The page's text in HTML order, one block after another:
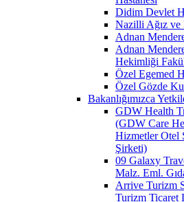
Didim Devlet
Nazilli Ağız ve
Adnan
Adnan
Hekimliği
Özel Egemed
Özel Gözde
Bakanlığımızca
GDW Health
(GDW Care
Hizmetler Otel
Şirketi)
09 Galaxy
Malz. Eml.
Arrive Turizm
Turizm Ticaret